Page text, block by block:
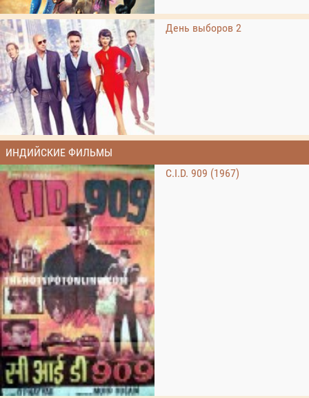
День выборов 2
ИНДИЙСКИЕ ФИЛЬМЫ
C.I.D. 909 (1967)